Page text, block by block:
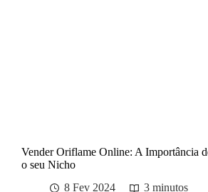
Vender Oriflame Online: A Importância
o seu Nicho
8 Fev 2024
3 minutos